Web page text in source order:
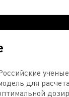
для расчета